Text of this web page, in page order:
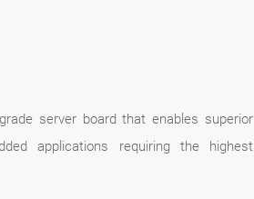
server board that enables superior
applications requiring the highest